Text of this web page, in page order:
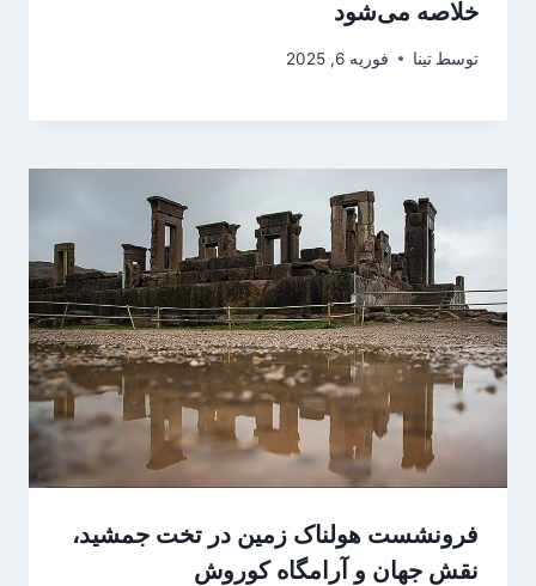
خلاصه می‌شود
توسط تینا فوریه 6, 2025
فرونشست هولناک زمین در تخت جمشید،
نقش جهان و آرامگاه کوروش